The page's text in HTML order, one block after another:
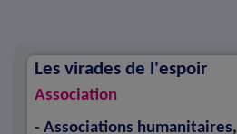
Les virades de l'espoir
Association
- Associations humanitaires,